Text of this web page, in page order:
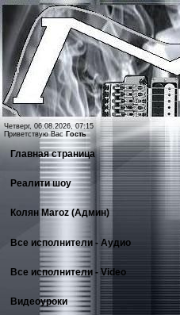
Четверг, 06.08.2026, 07:15
Приветствую Вас Гость
Главная страница
Реалити шоу
Колян Maroz (Админ)
Все исполнители - Аудио
Все исполнители - Video
Видеоуроки